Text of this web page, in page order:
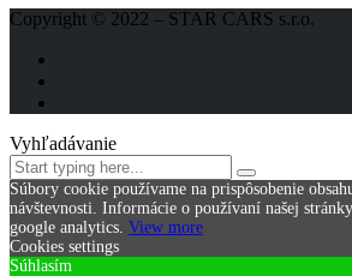
Copyright © 2022 – STAR CARS s.r.o.
Vyhľadávanie
Súbory cookie používame na prispôsobenie
návštevnosti. Informácie o používaní našej
google analytics. View more
Cookies settings
Súhlasím